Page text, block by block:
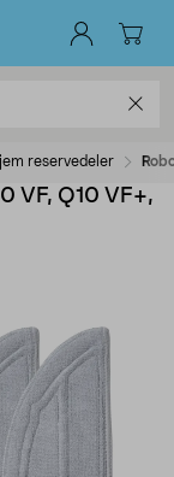
reservedeler
VF, Q10 VF+,